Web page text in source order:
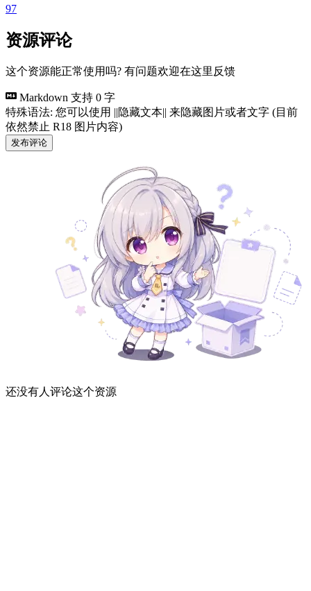
97
资源评论
这个资源能正常使用吗? 有问题欢迎在这里反馈
Markdown 支持 0 字
特殊语法: 您可以使用 ||隐藏文本|| 来隐藏图片或者文字 (目前
依然禁止 R18 图片内容)
发布评论
还没有人评论这个资源